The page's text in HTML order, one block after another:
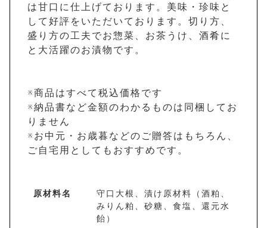
は甘口に仕上げております。美味・珍味と
して好評をいただいております。切り方、
盛り方の工夫でお惣菜、お茶うけ、酒肴に
と大活躍のお漬物です。
※商品はすべて税込価格です
※納品書など金額のわかるものは同梱してお
りません
※お中元・お歳暮などのご贈答はもちろん、
ご自宅用としてもおすすめです。
原材料名
守口大根、漬け原材料（酒粕、
みりん粕、砂糖、食塩、還元水
飴）